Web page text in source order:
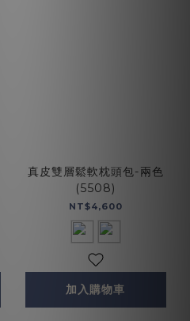
真皮雙層鬆軟枕頭包-兩色
(5508)
NT$4,600
加入購物車